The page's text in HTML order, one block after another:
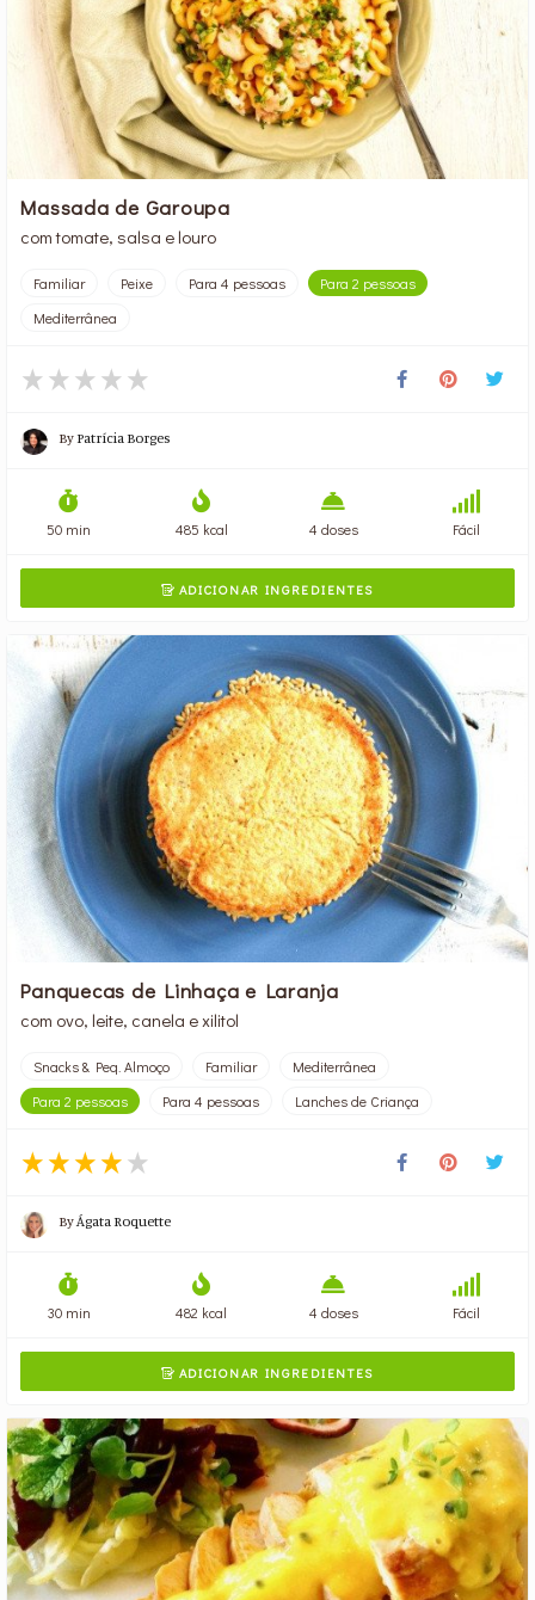
Massada de Garoupa
com tomate, salsa e louro
Familiar Peixe Para 4 pessoas
Para 2 pessoas
Mediterrânea
ByPatrícia Borges
50 min 485 kcal 4 doses Fácil
ADICIONAR INGREDIENTES
Panquecas de Linhaça e Laranja
com ovo, leite, canela e xilitol
Snacks & Peq. Almoço Familiar
Mediterrânea
Para 2 pessoas
Para 4 pessoas Lanches de Criança
ByÁgata Roquette
30 min 482 kcal 4 doses Fácil
ADICIONAR INGREDIENTES